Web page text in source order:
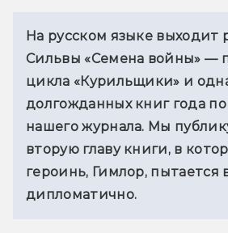
На русском языке выходит
Сильвы «Семена войны» —
цикла «Курильщики» и
долгожданных книг года
нашего журнала. Мы
вторую главу книги, в
героинь, Гимлор, пытается
дипломатично.